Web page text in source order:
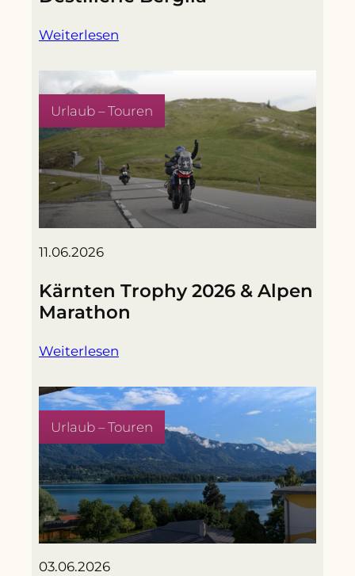
Weiterlesen
11.06.2026
Kärnten Trophy 2026 & Alpen
Marathon
Weiterlesen
Urlaub – Touren
03.06.2026
Urlaub – Touren